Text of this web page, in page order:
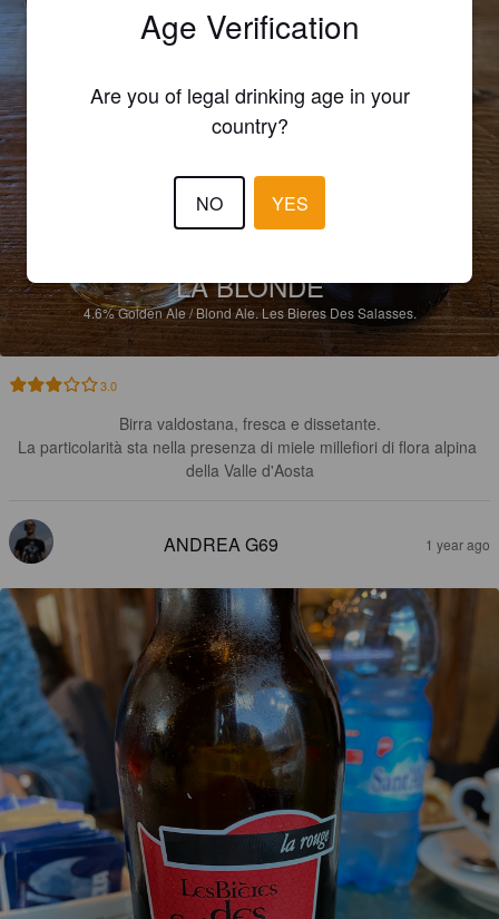
LA BLONDE
4.6%Golden Ale / Blond Ale. Les Bieres Des Salasses.
3.0
Birra valdostana, fresca e dissetante.
La particolarità sta nella presenza di miele millefiori di flora alpina
della Valle d'Aosta
ANDREA G69 1 year ago
Age Verification
Are you of legal drinking age in your
country?
NO YES